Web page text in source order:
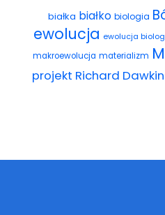
białka białko biologia
ewolucja ewolucja
makroewolucja materializm
projekt Richard